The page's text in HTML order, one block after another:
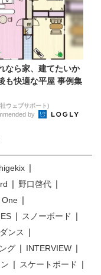
なら家、建てたいか
も快適な平屋 事例集
ウェブサポート)
by
野口啓代
One
スノーボード
ダンス
グ
INTERVIEW
スケートボード